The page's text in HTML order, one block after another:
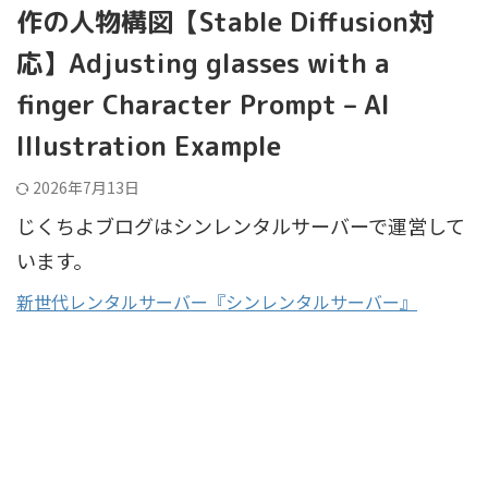
作の人物構図【Stable Diffusion対
応】Adjusting glasses with a
finger Character Prompt – AI
Illustration Example
2026年7月13日
じくちよブログはシンレンタルサーバーで運営して
います。
新世代レンタルサーバー『シンレンタルサーバー』